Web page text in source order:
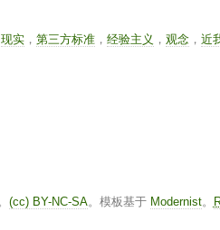
现实， 第三方标准， 经验主义 ， 观念， 近
(cc) BY-NC-SA。模板基于 Modernist。